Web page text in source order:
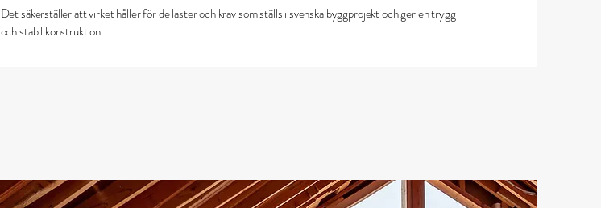
Det säkerställer att virket håller för de laster och krav som ställs i svenska byggprojekt och ger en trygg
och stabil konstruktion.